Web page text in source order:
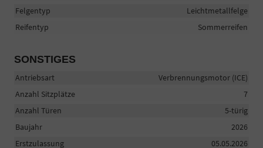
Felgentyp
Leichtmetallfelge
Reifentyp
Sommerreifen
SONSTIGES
Antriebsart
Verbrennungsmotor (ICE)
Anzahl Sitzplätze
7
Anzahl Türen
5-türig
Baujahr
2026
Erstzulassung
05.05.2026